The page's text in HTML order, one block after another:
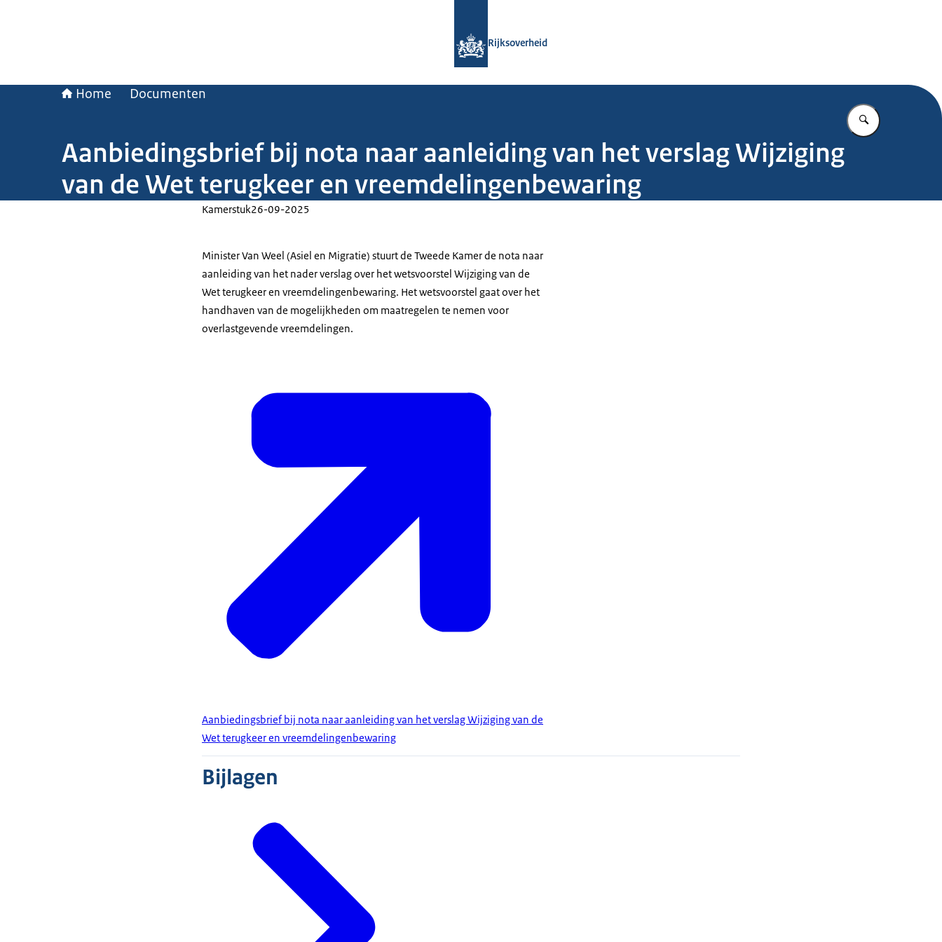
Rijksoverheid
Home Documenten
Vul in wat u
Aanbiedingsbrief bij nota naar aanleiding van het verslag Wijziging
van de Wet terugkeer en vreemdelingenbewaring
Kamerstuk26-09-2025
Minister Van Weel (Asiel en Migratie) stuurt de Tweede Kamer de nota naar
aanleiding van het nader verslag over het wetsvoorstel Wijziging van de
Wet terugkeer en vreemdelingenbewaring. Het wetsvoorstel gaat over het
handhaven van de mogelijkheden om maatregelen te nemen voor
overlastgevende vreemdelingen.
Aanbiedingsbrief bij nota naar aanleiding van het verslag Wijziging van de
Wet terugkeer en vreemdelingenbewaring
Bijlagen